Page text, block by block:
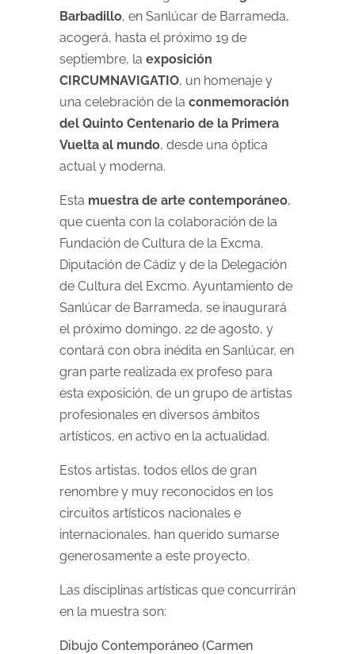
Barbadillo, en Sanlúcar de Barrameda,
acogerá, hasta el próximo 19 de
septiembre, la exposición
CIRCUMNAVIGATIO, un homenaje y
una celebración de la conmemoración
del Quinto Centenario de la Primera
Vuelta al mundo, desde una óptica
actual y moderna.
Esta muestra de arte contemporáneo,
que cuenta con la colaboración de la
Fundación de Cultura de la Excma.
Diputación de Cádiz y de la Delegación
de Cultura del Excmo. Ayuntamiento de
Sanlúcar de Barrameda, se inaugurará
el próximo domingo, 22 de agosto, y
contará con obra inédita en Sanlúcar, en
gran parte realizada ex profeso para
esta exposición, de un grupo de artistas
profesionales en diversos ámbitos
artísticos, en activo en la actualidad.
Estos artistas, todos ellos de gran
renombre y muy reconocidos en los
circuitos artísticos nacionales e
internacionales, han querido sumarse
generosamente a este proyecto.
Las disciplinas artísticas que concurrirán
en la muestra son:
Dibujo Contemporáneo (Carmen